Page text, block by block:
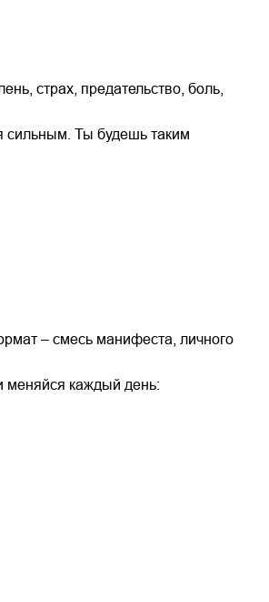
страх, предательство, боль,
сильным. Ты будешь таким
– смесь манифеста, личного
меняйся каждый день: